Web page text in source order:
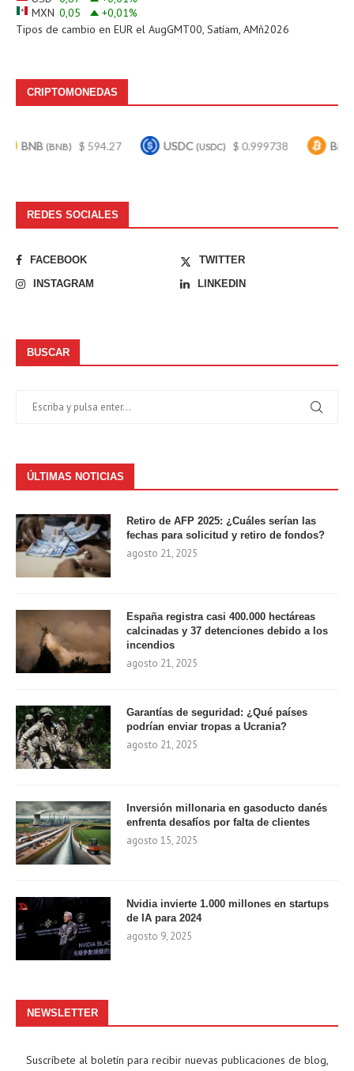
MXN 0,05 +0,01%
Tipos de cambio en EUR el AugGMT00, Satíam, AMñ2026
CRIPTOMONEDAS
(BNB) $ 594.27 USDC(USDC) $ 0.999738 Bitcoin(BTC)
REDES SOCIALES
FACEBOOK
TWITTER
INSTAGRAM
LINKEDIN
BUSCAR
ÚLTIMAS NOTICIAS
Retiro de AFP 2025: ¿Cuáles serían las
fechas para solicitud y retiro de fondos?
agosto 21, 2025
España registra casi 400.000 hectáreas
calcinadas y 37 detenciones debido a los
incendios
agosto 21, 2025
Garantías de seguridad: ¿Qué países
podrían enviar tropas a Ucrania?
agosto 21, 2025
Inversión millonaria en gasoducto danés
enfrenta desafíos por falta de clientes
agosto 15, 2025
Nvidia invierte 1.000 millones en startups
de IA para 2024
agosto 9, 2025
NEWSLETTER
Suscríbete al boletín para recibir nuevas publicaciones de blog,